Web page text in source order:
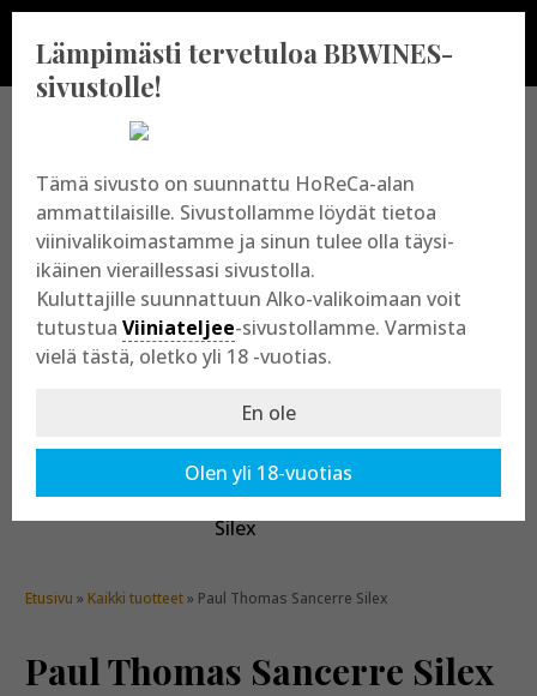
BBWINES OY
Vajossuonkatu 10
20360 Turku
y-tunnus: 2009865-8
Etusivu » Kaikki tuotteet» Paul Thomas Sancerre Silex
Paul Thomas Sancerre Silex
Lämpimästi tervetuloa BBWINES-
sivustolle!
Tämä sivusto on suunnattu HoReCa-alan
ammattilaisille. Sivustollamme löydät tietoa
viinivalikoimastamme ja sinun tulee olla täysi-
ikäinen vieraillessasi sivustolla.
Kuluttajille suunnattuun Alko-valikoimaan voit
tutustua Viiniateljee-sivustollamme. Varmista
vielä tästä, oletko yli 18 -vuotias.
En ole
Olen yli 18-vuotias